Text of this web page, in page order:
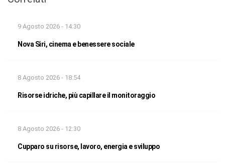
9 Agosto 2026 - 14:30
Nova Siri, cinema e benessere sociale
8 Agosto 2026 - 18:54
Risorse idriche, più capillare il monitoraggio
8 Agosto 2026 - 12:30
Cupparo su risorse, lavoro, energia e sviluppo